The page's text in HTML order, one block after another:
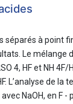
séparés à point
Le mélange
4, HF et NH 4F/
L’analyse de la
NaOH, en F -